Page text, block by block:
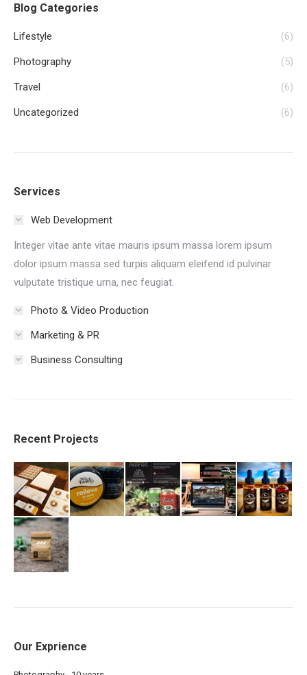
Blog Categories
Lifestyle (6)
Photography (5)
Travel (6)
Uncategorized (6)
Services
Web Development
Integer vitae ante vitae mauris ipsum massa lorem ipsum
dolor ipsum massa sed turpis aliquam eleifend id pulvinar
vulputate tristique urna, nec feugiat.
Photo & Video Production
Marketing & PR
Business Consulting
Recent Projects
Our Exprience